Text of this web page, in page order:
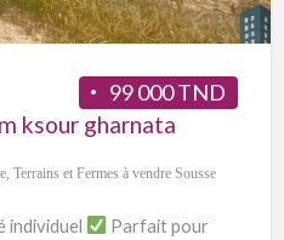
99 000 TND
ksour gharnata
, Terrains et Fermes à vendre Sousse
Parfait pour